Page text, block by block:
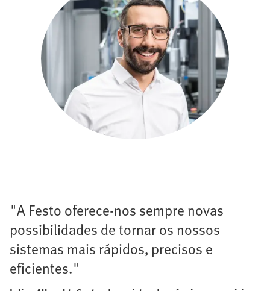
"A Festo oferece-nos sempre novas
possibilidades de tornar os nossos
sistemas mais rápidos, precisos e
eficientes."